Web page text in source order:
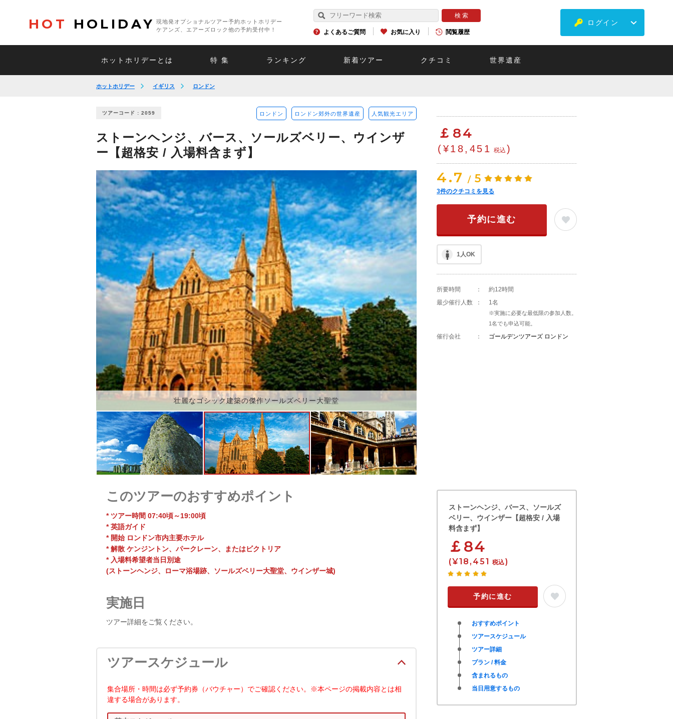
HOT HOLIDAY
現地発オプショナルツアー予約ホットホリデー
ケアンズ、エアーズロック他の予約受付中！
よくあるご質問 お気に入り 閲覧履歴
ログイン
ホットホリデーとは 特 集 ランキング 新着ツアー クチコミ 世界遺産
ホットホリデー イギリス ロンドン
ツアーコード : 2059 ロンドン ロンドン郊外の世界遺産 人気観光エリア
ストーンヘンジ、バース、ソールズベリー、ウインザ
ー【超格安 / 入場料含まず】
壮麗なゴシック建築の傑作ソールズベリー大聖堂
￡ 84
(¥18,451 税込 )
4.7 / 5
3件のクチコミを見る
予約に進む
1人OK
所要時間 ：
約12時間
最少催行人数
： 1名
※実施に必要な最低限の参加人数。
1名でも申込可能。
催行会社 ： ゴールデンツアーズ ロンドン
このツアーのおすすめポイント
* ツアー時間 07:40頃～19:00頃
* 英語ガイド
* 開始 ロンドン市内主要ホテル
* 解散 ケンジントン、パークレーン、またはビクトリア
* 入場料希望者当日別途
(ストーンヘンジ、ローマ浴場跡、ソールズベリー大聖堂、ウインザー城)
実施日
ツアー詳細をご覧ください。
ツアースケジュール
集合場所・時間は必ず予約券（バウチャー）でご確認ください。※本ページの掲載内容とは相
違する場合があります。
ストーンヘンジ、バース、ソールズ
ベリー、ウインザー【超格安 / 入場
料含まず】
￡84
(¥18,451 税込)
予約に進む
おすすめポイント
ツアースケジュール
ツアー詳細
プラン / 料金
含まれるもの
当日用意するもの